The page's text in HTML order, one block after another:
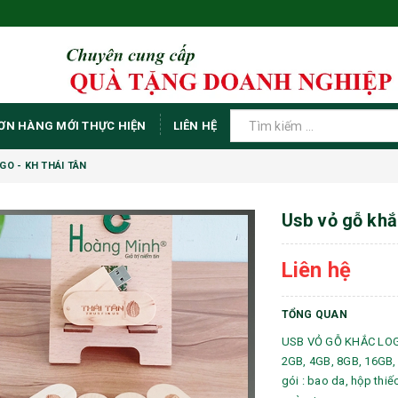
HÀNG MỚI THỰC HIỆN LIÊN HỆ
- KH THÁI TÂN
Usb vỏ gỗ
Liên hệ
TỔNG QUAN
USB VỎ GỖ KHẮC
2GB, 4GB, 8GB,
gói : bao da, hộp